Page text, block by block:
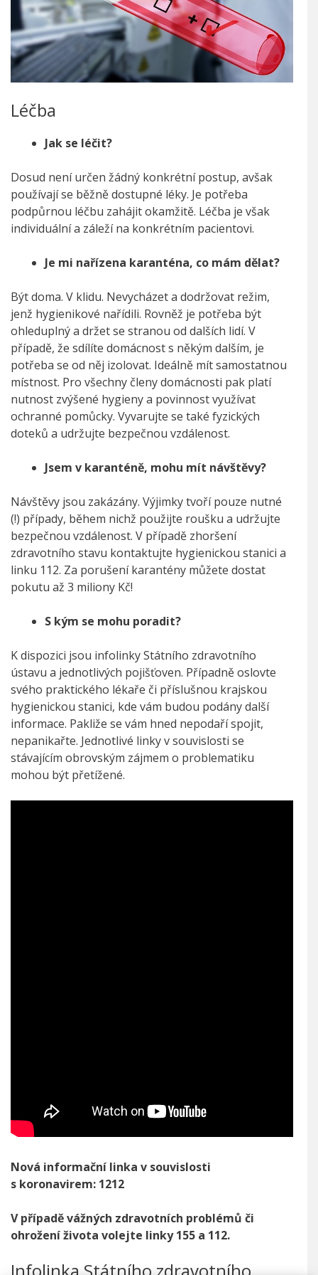
Léčba
Jak se léčit?
Dosud není určen žádný konkrétní postup, avšak
používají se běžně dostupné léky. Je potřeba
podpůrnou léčbu zahájit okamžitě. Léčba je však
individuální a záleží na konkrétním pacientovi.
Je mi nařízena karanténa, co mám dělat?
Být doma. V klidu. Nevycházet a dodržovat režim,
jenž hygienikové nařídili. Rovněž je potřeba být
ohleduplný a držet se stranou od dalších lidí. V
případě, že sdílíte domácnost s někým dalším, je
potřeba se od něj izolovat. Ideálně mít samostatnou
místnost. Pro všechny členy domácnosti pak platí
nutnost zvýšené hygieny a povinnost využívat
ochranné pomůcky. Vyvarujte se také fyzických
doteků a udržujte bezpečnou vzdálenost.
Jsem v karanténě, mohu mít návštěvy?
Návštěvy jsou zakázány. Výjimky tvoří pouze nutné
(!) případy, během nichž použijte roušku a udržujte
bezpečnou vzdálenost. V případě zhoršení
zdravotního stavu kontaktujte hygienickou stanici a
linku 112. Za porušení karantény můžete dostat
pokutu až 3 miliony Kč!
S kým se mohu poradit?
K dispozici jsou infolinky Státního zdravotního
ústavu a jednotlivých pojišťoven. Případně oslovte
svého praktického lékaře či příslušnou krajskou
hygienickou stanici, kde vám budou podány další
informace. Pakliže se vám hned nepodaří spojit,
nepanikařte. Jednotlivé linky v souvislosti se
stávajícím obrovským zájmem o problematiku
mohou být přetížené.
Nová informační linka v souvislosti
s koronavirem: 1212
V případě vážných zdravotních problémů či
ohrožení života volejte linky 155 a 112.
Infolinka Státního zdravotního